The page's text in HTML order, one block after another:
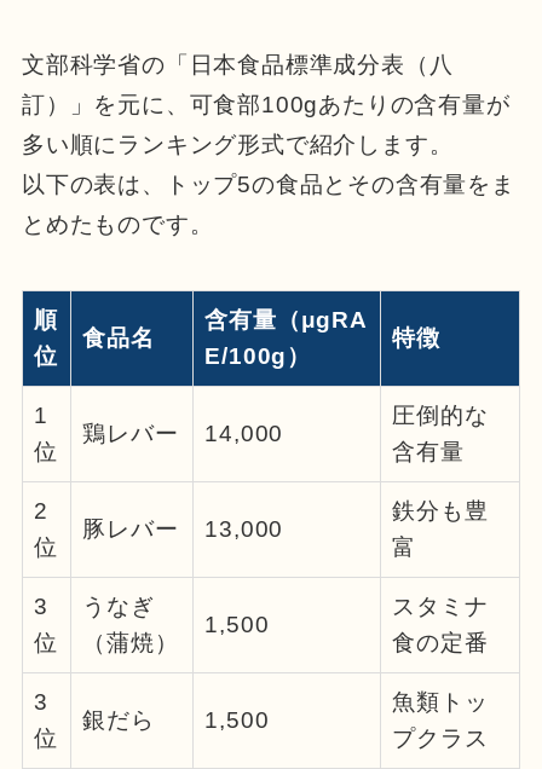
文部科学省の「日本食品標準成分表（八
訂）」を元に、可食部100gあたりの含有量が
多い順にランキング形式で紹介します。
以下の表は、トップ5の食品とその含有量をま
とめたものです。
順
位
食品名
含有量（μgRA
E/100g）
特徴
1
位
鶏レバー 14,000
圧倒的な
含有量
2
位
豚レバー 13,000
鉄分も豊
富
3
位
うなぎ
（蒲焼）
1,500
スタミナ
食の定番
3
位
銀だら 1,500
魚類トッ
プクラス